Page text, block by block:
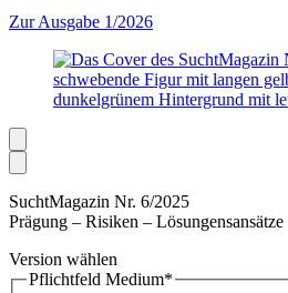
Zur Ausgabe 1/2026
SuchtMagazin Nr. 6/2025
Prägung – Risiken – Lösungensansätze
Version wählen
Pflichtfeld Medium*